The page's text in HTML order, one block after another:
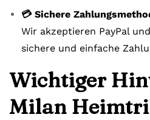
💳 Sichere
Wir akzeptieren PayPal
sichere und einfache
Wichtiger
Milan